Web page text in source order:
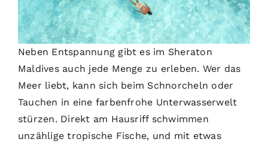
Neben Entspannung gibt es im Sheraton
Maldives auch jede Menge zu erleben. Wer das
Meer liebt, kann sich beim Schnorcheln oder
Tauchen in eine farbenfrohe Unterwasserwelt
stürzen. Direkt am Hausriff schwimmen
unzählige tropische Fische, und mit etwas